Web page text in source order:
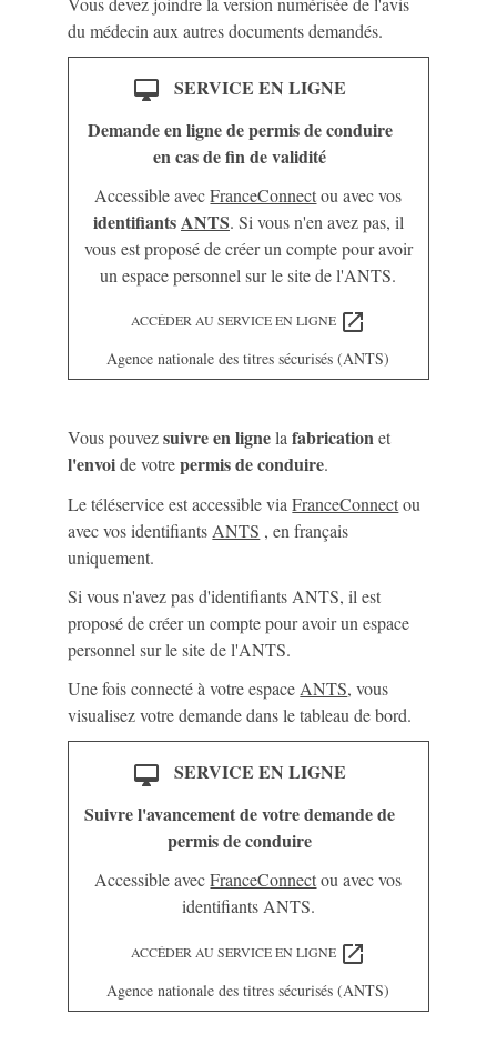
du médecin aux autres documents demandés.
desktop_mac
SERVICE EN LIGNE
Demande en ligne de permis de conduire
en cas de fin de validité
Accessible avecFranceConnectou avec vos
identifiantsANTS. Si vous n'en avez pas, il
vous est proposé de créer un compte pour avoir
un espace personnel sur le site de l'ANTS.
ACCÉDER AU SERVICE EN LIGNE open_in_new
Agence nationale des titres sécurisés (ANTS)
Vous pouvezsuivre en lignelafabricationet
l'envoide votrepermis de conduire.
Le téléservice est accessible viaFranceConnectou
avec vos identifiants ANTS , en français
uniquement.
Si vous n'avez pas d'identifiants ANTS, il est
proposé de créer un compte pour avoir un espace
personnel sur le site de l'ANTS.
Une fois connecté à votre espace ANTS, vous
visualisez votre demande dans le tableau de bord.
desktop_mac
SERVICE EN LIGNE
Suivre l'avancement de votre demande de
permis de conduire
Accessible avecFranceConnectou avec vos
identifiants ANTS.
ACCÉDER AU SERVICE EN LIGNE open_in_new
Agence nationale des titres sécurisés (ANTS)